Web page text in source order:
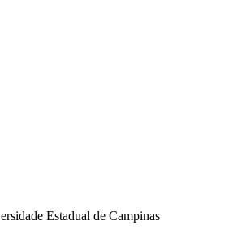
Estadual de Campinas